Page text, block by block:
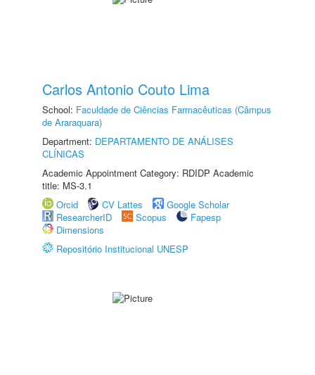
Carlos Antonio Couto Lima
School: Faculdade de Ciências Farmacêuticas (Câmpus
de Araraquara)
Department: DEPARTAMENTO DE ANÁLISES
CLÍNICAS
Academic Appointment Category: RDIDP Academic
title: MS-3.1
Orcid
CV Lattes
Google Scholar
ResearcherID
Scopus
Fapesp
Dimensions
Repositório Institucional UNESP